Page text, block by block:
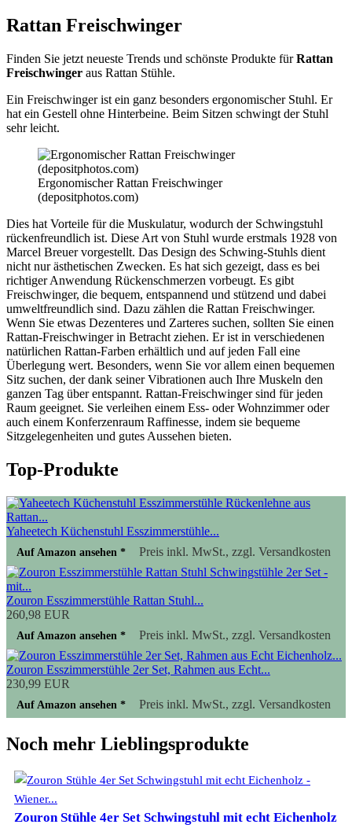
Rattan Freischwinger
Finden Sie jetzt neueste Trends und schönste Produkte fürRattan
Freischwinger aus Rattan Stühle.
Ein Freischwinger ist ein ganz besonders ergonomischer Stuhl. Er
hat ein Gestell ohne Hinterbeine. Beim Sitzen schwingt der Stuhl
sehr leicht.
Ergonomischer Rattan Freischwinger
(depositphotos.com)
Dies hat Vorteile für die Muskulatur, wodurch der Schwingstuhl
rückenfreundlich ist. Diese Art von Stuhl wurde erstmals 1928 von
Marcel Breuer vorgestellt. Das Design des Schwing-Stuhls dient
nicht nur ästhetischen Zwecken. Es hat sich gezeigt, dass es bei
richtiger Anwendung Rückenschmerzen vorbeugt. Es gibt
Freischwinger, die bequem, entspannend und stützend und dabei
umweltfreundlich sind. Dazu zählen die Rattan Freischwinger.
Wenn Sie etwas Dezenteres und Zarteres suchen, sollten Sie einen
Rattan-Freischwinger in Betracht ziehen. Er ist in verschiedenen
natürlichen Rattan-Farben erhältlich und auf jeden Fall eine
Überlegung wert. Besonders, wenn Sie vor allem einen bequemen
Sitz suchen, der dank seiner Vibrationen auch Ihre Muskeln den
ganzen Tag über entspannt. Rattan-Freischwinger sind für jeden
Raum geeignet. Sie verleihen einem Ess- oder Wohnzimmer oder
auch einem Konferzenraum Raffinesse, indem sie bequeme
Sitzgelegenheiten und gutes Aussehen bieten.
Top-Produkte
Yaheetech Küchenstuhl Esszimmerstühle...
Auf Amazon ansehen * Preis inkl. MwSt., zzgl. Versandkosten
Zouron Esszimmerstühle Rattan Stuhl...
260,98 EUR
Auf Amazon ansehen * Preis inkl. MwSt., zzgl. Versandkosten
Zouron Esszimmerstühle 2er Set, Rahmen aus Echt...
230,99 EUR
Auf Amazon ansehen * Preis inkl. MwSt., zzgl. Versandkosten
Noch mehr Lieblingsprodukte
Zouron Stühle 4er Set Schwingstuhl mit echt Eichenholz